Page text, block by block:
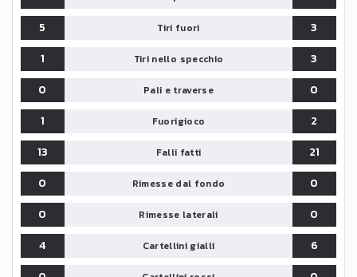
5
Tiri fuori
3
1
Tiri nello specchio
3
0
Pali e traverse
0
1
Fuorigioco
2
13
Falli fatti
21
0
Rimesse dal fondo
0
0
Rimesse laterali
0
4
Cartellini gialli
6